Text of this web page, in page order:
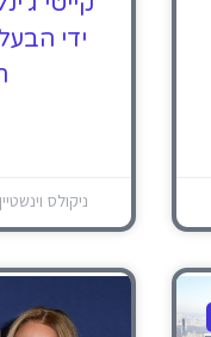
ידי
ניקולס וינשטיין